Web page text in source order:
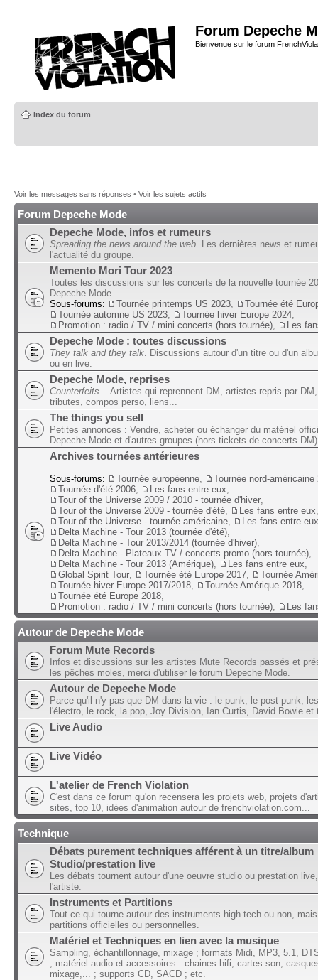
Forum Depeche
Bienvenue sur le forum
Index du forum
Voir les messages sans réponses • Voir les sujets actifs
Forum Depeche Mode
Depeche Mode, infos et rumeurs
Spreading the news around the web . Les dernières news et
l'actualité du groupe.
Memento Mori Tour 2023
Toutes les discussions sur les concerts de la nouvelle tournée
Depeche Mode
Sous-forums:
Tournée printemps US 2023
Tournée été
Tournée automne US 2023
Tournée hiver Europe 2024
Promotion : radio / TV / mini concerts (hors tournée)
Les
Depeche Mode : toutes discussions
They talk and they talk . Discussions autour d'un titre ou d'un
ou en live.
Depeche Mode, reprises
Counterfeits ... Artistes qui reprennent DM, artistes repris par
tributes, compos perso, liens...
The things you sell
Petites annonces : Vendre, acheter ou échanger du matériel
Depeche Mode et d'autres groupes (hors tickets de concerts DM)
Archives tournées antérieures
Sous-forums: Tournée européenne
Tournée nord-américaine
Tournée d'été 2006
Les fans entre eux
Tour of the Universe 2009 / 2010 - tournée d'hiver
Tour of the Universe 2009 - tournée d'été
Les fans entre eux
Tour of the Universe - tournée américaine
Les fans entre eux
Delta Machine - Tour 2013 (tournée d'été)
Delta Machine - Tour 2013/2014 (tournée d'hiver)
Delta Machine - Plateaux TV / concerts promo (hors tournée)
Delta Machine - Tour 2013 (Amérique)
Les fans entre eux
Global Spirit Tour
Tournée été Europe 2017
Tournée
Tournée hiver Europe 2017/2018
Tournée Amérique 2018
Tournée été Europe 2018
Promotion : radio / TV / mini concerts (hors tournée)
Les
Autour de Depeche Mode
Forum Mute Records
Infos et discussions sur les artistes Mute Records passés et
les pêches moles, merci d'utiliser le forum Depeche Mode.
Autour de Depeche Mode
Parce qu'il n'y pas que DM dans la vie : le punk, le post punk,
l'électro, le rock, la pop, Joy Division, Ian Curtis, David Bowie et
Live Audio
Live Vidéo
L'atelier de French Violation
C'est dans ce forum qu'on recensera les projets web, projets
sites, top 10, idées d'animation autour de frenchviolation.com...
Technique
Débats purement techniques afférent à un titre/album
Studio/prestation live
Les débats tournent autour d'une oeuvre studio ou prestation
l'artiste.
Instruments et Partitions
Tout ce qui tourne autour des instruments high-tech ou non,
partitions officielles ou personnelles.
Matériel et Techniques en lien avec la musique
Sampling, échantillonnage, mixage ; formats Midi, MP3, 5.1,
; matériel audio et accessoires : chaines hifi, cartes son,
mixage,... ; supports CD, SACD ; etc.